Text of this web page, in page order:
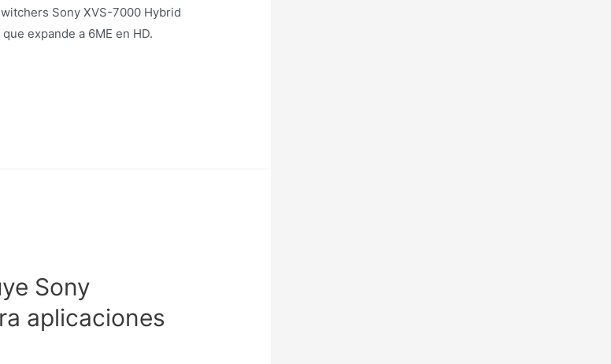
Sony XVS-7000 Hybrid
expande a 6ME en HD.
Sony
aplicaciones